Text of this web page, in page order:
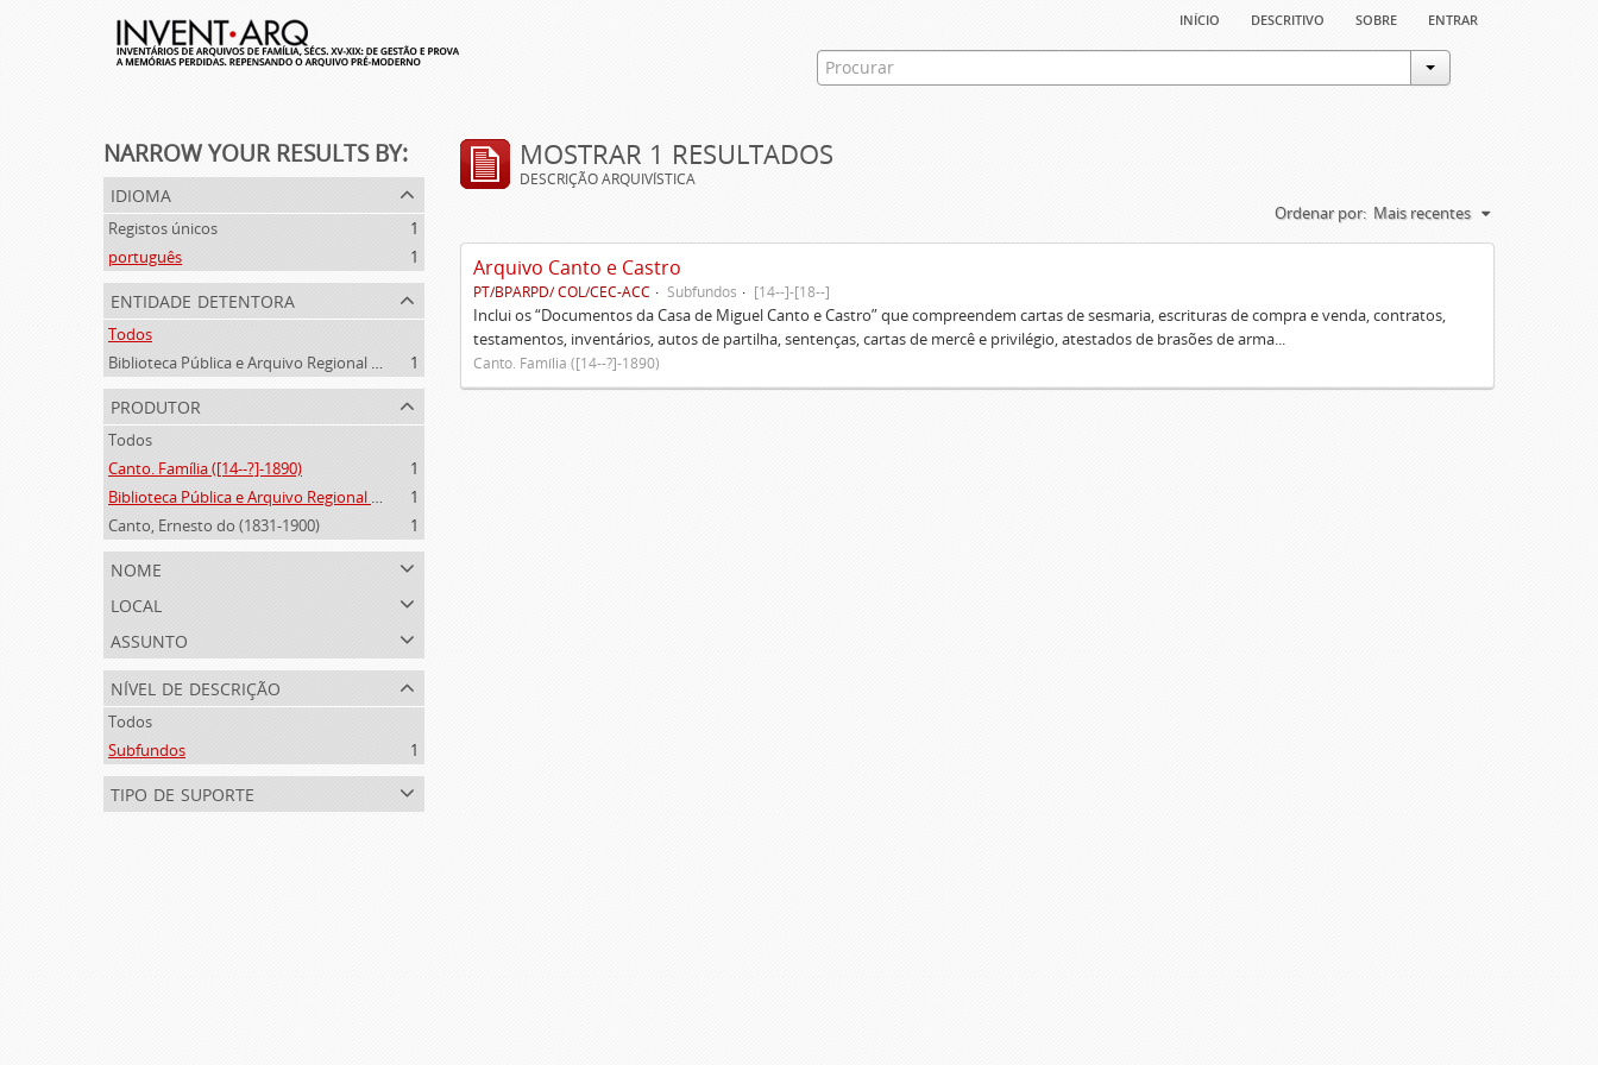
início descritivo sobre entrar
NARROW YOUR RESULTS BY:
idioma
Registos únicos
1
português
1
entidade detentora
Todos
Biblioteca Pública e Arquivo Regional de Ponta Delgada
1
produtor
Todos
Canto. Família ([14--?]-1890)
1
Biblioteca Pública e Arquivo Regional de Ponta Delgada (1841- )
1
Canto, Ernesto do (1831-1900)
1
nome
local
assunto
nível de descrição
Todos
Subfundos
1
tipo de suporte
MOSTRAR 1 RESULTADOS
DESCRIÇÃO ARQUIVÍSTICA
Ordenar por: Mais recentes
Arquivo Canto e Castro
PT/BPARPD/ COL/CEC-ACC Subfundos [14--]-[18--]
Inclui os “Documentos da Casa de Miguel Canto e Castro” que compreendem cartas de sesmaria, escrituras de compra e venda, contratos,
testamentos, inventários, autos de partilha, sentenças, cartas de mercê e privilégio, atestados de brasões de arma...
Canto. Família ([14--?]-1890)